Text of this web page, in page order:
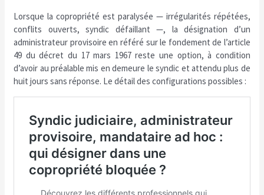
Lorsque la copropriété est paralysée — irrégularités répétées,
conflits ouverts, syndic défaillant —, la désignation d’un
administrateur provisoire en référé sur le fondement de l’article
49 du décret du 17 mars 1967 reste une option, à condition
d’avoir au préalable mis en demeure le syndic et attendu plus de
huit jours sans réponse. Le détail des configurations possibles :